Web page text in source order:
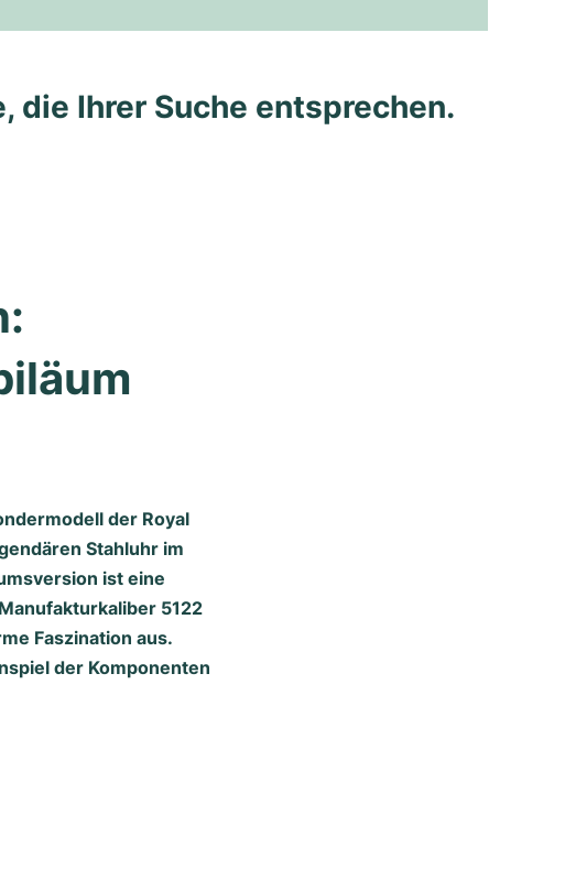
die Ihrer Suche entsprechen.
der Royal
Stahluhr im
ist eine
5122
Faszination aus.
der Komponenten